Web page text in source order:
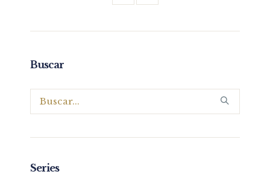
Buscar
Series